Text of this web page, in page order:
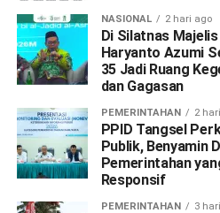
NASIONAL 2 hari ago
Di Silatnas
Haryanto Azumi
35 Jadi Ruang
dan Gagasan
PEMERINTAHAN 2
PPID Tangsel
Publik, Benyamin
Pemerintahan
Responsif
PEMERINTAHAN 3